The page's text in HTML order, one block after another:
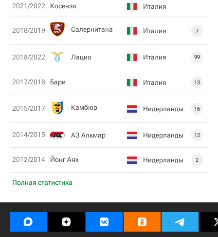
Полная статистика
2021/2022 Косенза Италия
2018/2019 Салернитана Италия 7
2018/2022 Лацио Италия 99
2017/2018 Бари Италия 13
2015/2017 Камбюр Нидерланды 16
2014/2015 АЗ Алкмар Нидерланды 12
2012/2014 Йонг Аях Нидерланды 2